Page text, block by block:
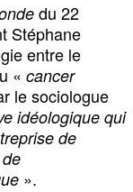
du 22
Stéphane
entre le
« cancer
le sociologue
idéologique qui
de
».